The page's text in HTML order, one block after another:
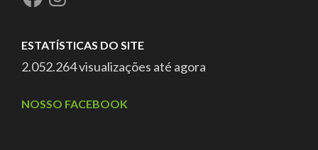
ESTATÍSTICAS DO SITE
2.052.264 visualizações até agora
NOSSO FACEBOOK